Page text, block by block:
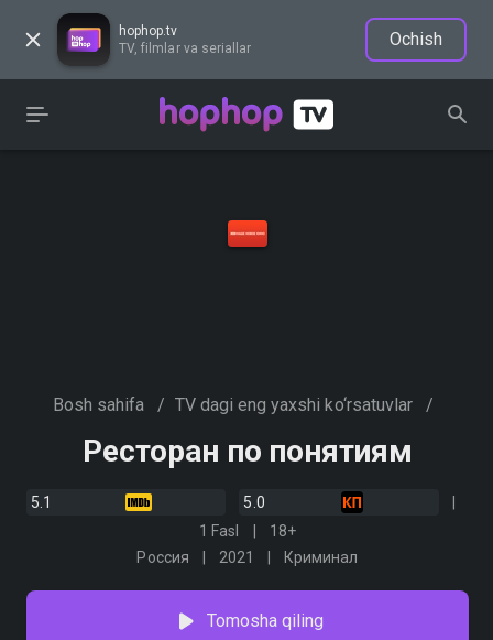
hophop.tv
TV, filmlar va seriallar
Ochish
Bosh sahifa / TV dagi eng yaxshi ko‘rsatuvlar /
Ресторан по понятиям
5.1
5.0
1 Fasl
18+
Россия
2021 Криминал
Tomosha qiling